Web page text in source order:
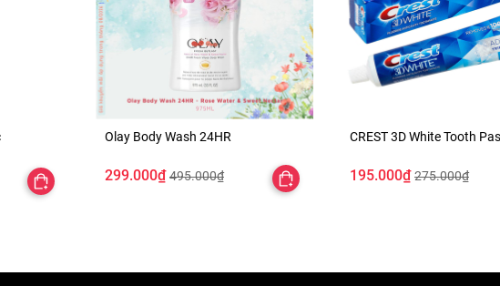
Olay Body Wash 24HR
299.000₫ 495.000₫
CREST 3D White Tooth
195.000₫ 275.000₫